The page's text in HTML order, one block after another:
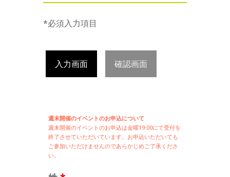
*必須入力項目
入力画面 確認画面
週末開催のイベントのお申込について
週末開催のイベントのお申込は金曜19:00にて受付を
終了させていただいています。お申込いただいても
ご参加いただけませんのであらかじめご了承くださ
い。